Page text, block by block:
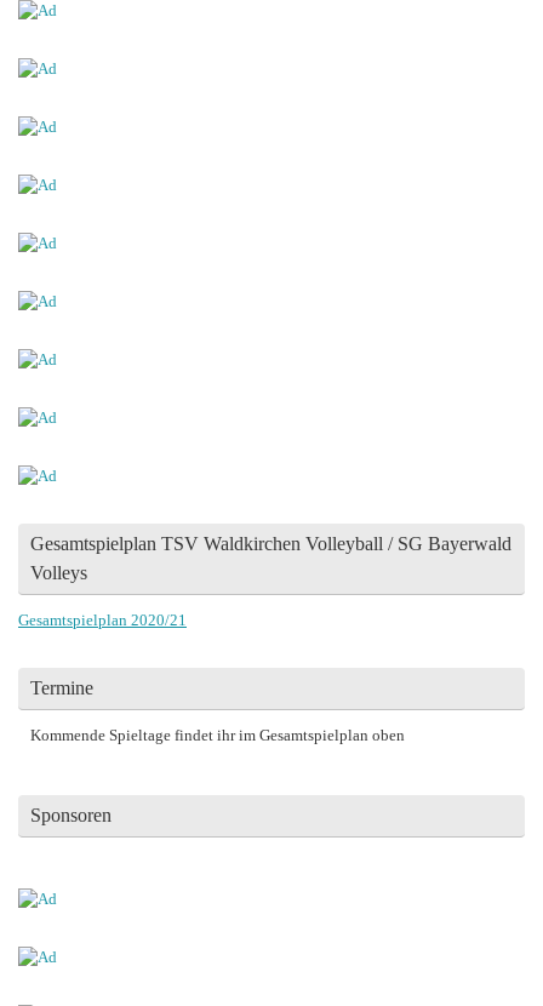
Gesamtspielplan TSV Waldkirchen Volleyball / SG Bayerwald
Volleys
Gesamtspielplan 2020/21
Termine
Kommende Spieltage findet ihr im Gesamtspielplan oben
Sponsoren